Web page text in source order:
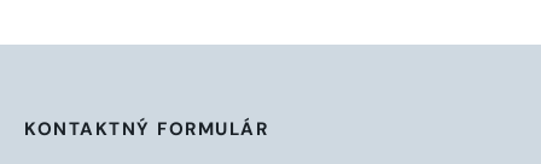
KONTAKTNÝ FORMULÁR